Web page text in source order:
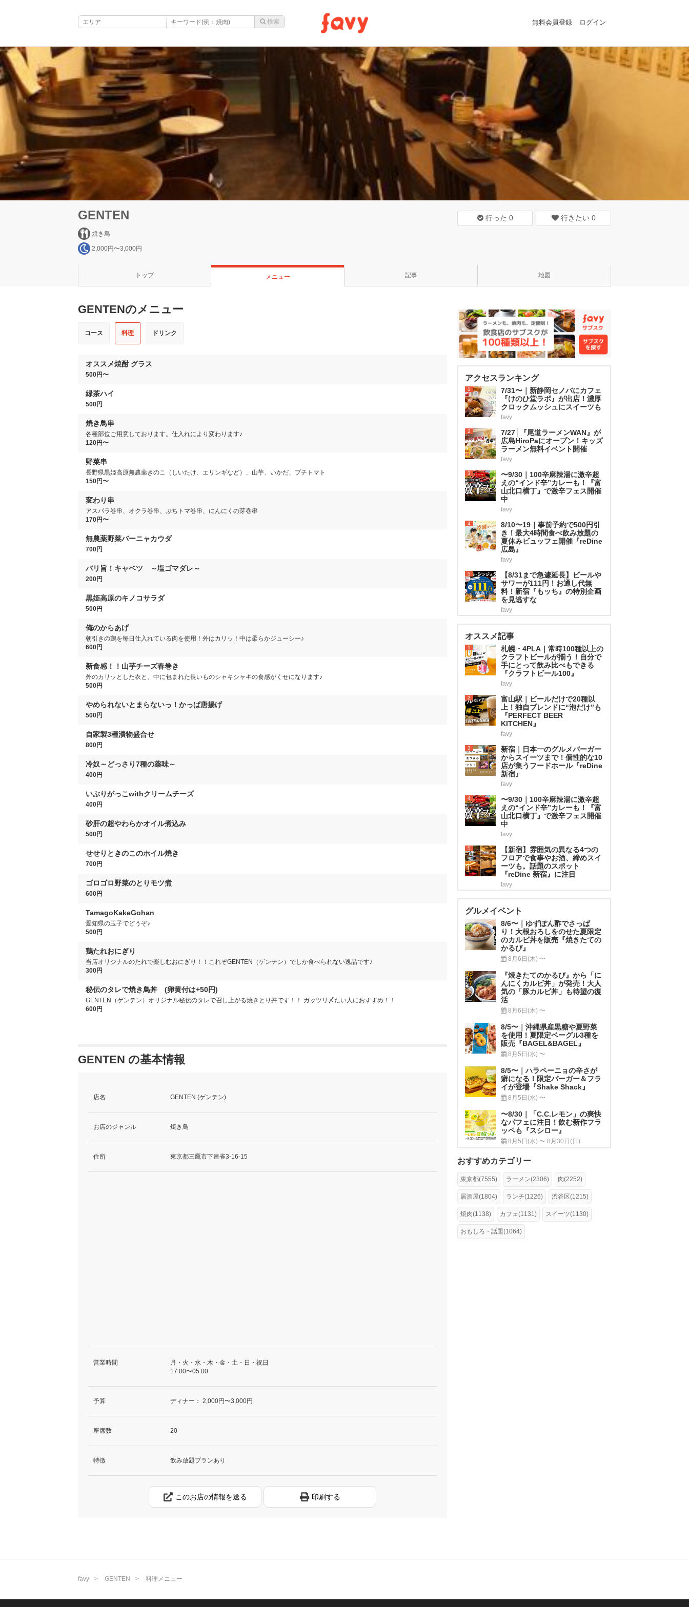
無料会員登録 ログイン
GENTEN
焼き鳥
2,000円〜3,000円
行った 0 行きたい 0
トップ メニュー 記事 地図
GENTENのメニュー
コース 料理 ドリンク
オススメ焼酎 グラス
500円〜
緑茶ハイ
500円
焼き鳥串
各種部位ご用意しております。仕入れにより変わります♪
120円〜
野菜串
長野県黒姫高原無農薬きのこ（しいたけ、エリンギなど）、山芋、いかだ、プチトマト
150円〜
変わり串
アスパラ巻串、オクラ巻串、ぷちトマ巻串、にんにくの芽巻串
170円〜
無農薬野菜バーニャカウダ
700円
バリ旨！キャベツ ～塩ゴマダレ～
200円
黒姫高原のキノコサラダ
500円
俺のからあげ
朝引きの鶏を毎日仕入れている肉を使用！外はカリッ！中は柔らかジューシー♪
600円
新食感！！山芋チーズ春巻き
外のカリッとした衣と、中に包まれた長いものシャキシャキの食感がくせになります♪
500円
やめられないとまらないっ！かっぱ唐揚げ
500円
自家製3種漬物盛合せ
800円
冷奴～どっさり7種の薬味～
400円
いぶりがっこwithクリームチーズ
400円
砂肝の超やわらかオイル煮込み
500円
せせりときのこのホイル焼き
700円
ゴロゴロ野菜のとりモツ煮
600円
TamagoKakeGohan
愛知県の玉子でどうぞ♪
500円
鶏たれおにぎり
当店オリジナルのたれで楽しむおにぎり！！これぞGENTEN（ゲンテン）でしか食べられない逸品です♪
300円
秘伝のタレで焼き鳥丼 (卵黄付は+50円)
GENTEN（ゲンテン）オリジナル秘伝のタレで召し上がる焼きとり丼です！！ ガッツリ〆たい人におすすめ！！
600円
GENTEN の基本情報
店名 GENTEN (ゲンテン)
お店のジャンル 焼き鳥
住所 東京都三鷹市下連雀3-16-15
営業時間
月・火・水・木・金・土・日・祝日
17:00〜05:00
予算 ディナー： 2,000円〜3,000円
座席数 20
特徴 飲み放題プランあり
このお店の情報を送る 印刷する
アクセスランキング
1
7/31〜｜新静岡セノバにカフェ
『けのひ堂ラボ』が出店！濃厚
クロックムッシュにスイーツも
favy
2
7/27│『尾道ラーメンWAN』が
広島HiroPaにオープン！キッズ
ラーメン無料イベント開催
favy
3
〜9/30｜100辛麻辣湯に激辛超
えの“インド辛”カレーも！『富
山北口横丁』で激辛フェス開催
中
favy
4
8/10〜19｜事前予約で500円引
き！最大4時間食べ飲み放題の
夏休みビュッフェ開催『reDine
広島』
favy
5
【8/31まで急遽延長】ビールや
サワーが111円！お通し代無
料！新宿『もッち』の特別企画
を見逃すな
favy
オススメ記事
1
札幌・4PLA｜常時100種以上の
クラフトビールが揃う！自分で
手にとって飲み比べもできる
『クラフトビール100』
favy
2
富山駅｜ビールだけで20種以
上！独自ブレンドに“泡だけ”も
『PERFECT BEER
KITCHEN』
favy
3
新宿｜日本一のグルメバーガー
からスイーツまで！個性的な10
店が集うフードホール『reDine
新宿』
favy
4
〜9/30｜100辛麻辣湯に激辛超
えの“インド辛”カレーも！『富
山北口横丁』で激辛フェス開催
中
favy
5
【新宿】雰囲気の異なる4つの
フロアで食事やお酒、締めスイ
ーツも。話題のスポット
『reDine 新宿』に注目
favy
グルメイベント
8/6〜｜ゆずぽん酢でさっぱ
り！大根おろしをのせた夏限定
のカルビ丼を販売『焼きたての
かるび』
8月6日(木) 〜
『焼きたてのかるび』から「に
んにくカルビ丼」が発売！大人
気の「豚カルビ丼」も待望の復
活
8月6日(木) 〜
8/5〜｜沖縄県産黒糖や夏野菜
を使用！夏限定ベーグル3種を
販売『BAGEL&BAGEL』
8月5日(水) 〜
8/5〜｜ハラペーニョの辛さが
癖になる！限定バーガー＆フラ
イが登場『Shake Shack』
8月5日(水) 〜
〜8/30｜「C.C.レモン」の爽快
なパフェに注目！飲む新作フラ
ッペも『スシロー』
8月5日(水) 〜 8月30日(日)
おすすめカテゴリー
東京都(7555) ラーメン(2306) 肉(2252)
居酒屋(1804) ランチ(1226) 渋谷区(1215)
焼肉(1138) カフェ(1131) スイーツ(1130)
おもしろ・話題(1064)
favy GENTEN 料理メニュー